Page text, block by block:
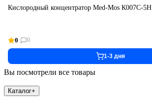
Кислородный концентратор Med-Mos К007С-5Н
0 0
1-3 дня
Вы посмотрели все товары
Каталог+